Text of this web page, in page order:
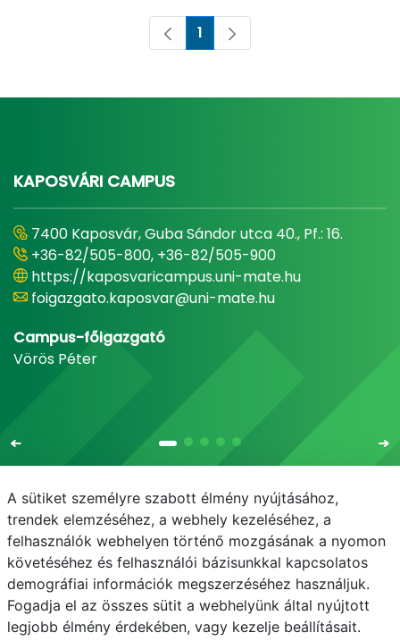
Oldal
1
KAPOSVÁRI CAMPUS
7400 Kaposvár, Guba Sándor utca 40., Pf.: 16.
+36-82/505-800, +36-82/505-900
https://kaposvaricampus.uni-mate.hu
foigazgato.kaposvar@uni-mate.hu
Campus-főigazgató
Vörös Péter
E-mail Telefonkönyv NEPTUN
E-learning
Adatvédelem
A sütiket személyre szabott élmény nyújtásához,
trendek elemzéséhez, a webhely kezeléséhez, a
felhasználók webhelyen történő mozgásának a nyomon
követéséhez és felhasználói bázisunkkal kapcsolatos
demográfiai információk megszerzéséhez használjuk.
Fogadja el az összes sütit a webhelyünk által nyújtott
legjobb élmény érdekében, vagy kezelje beállításait.